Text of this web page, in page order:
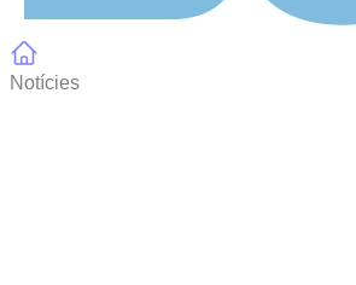
Notícies